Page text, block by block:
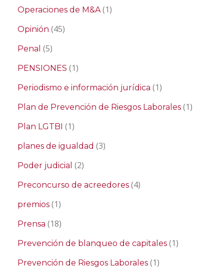
Operaciones de M&A(1)
Opinión (45)
Penal (5)
PENSIONES (1)
Periodismo e información jurídica (1)
Plan de Prevención de Riesgos Laborales (1)
Plan LGTBI (1)
planes de igualdad (3)
Poder judicial (2)
Preconcurso de acreedores (4)
premios (1)
Prensa (18)
Prevención de blanqueo de capitales (1)
Prevención de Riesgos Laborales (1)